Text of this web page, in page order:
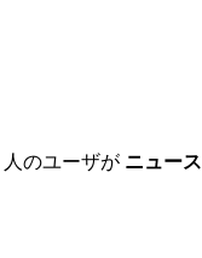
人のユーザが ニュース